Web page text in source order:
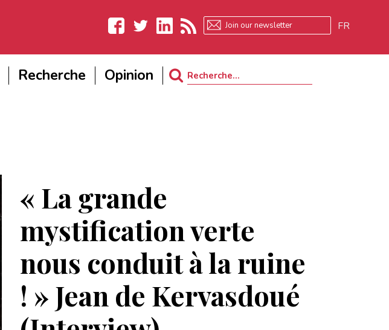
LinkedIn
FR
Recherche Opinion
Search
« La grande
mystification verte
nous conduit à la ruine
! » Jean de Kervasdoué